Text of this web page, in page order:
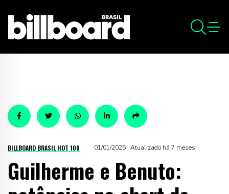
BILLBOARD BRASIL HOT 100 01/01/2025 · Atualizado há 7 meses
Guilherme e Benuto: